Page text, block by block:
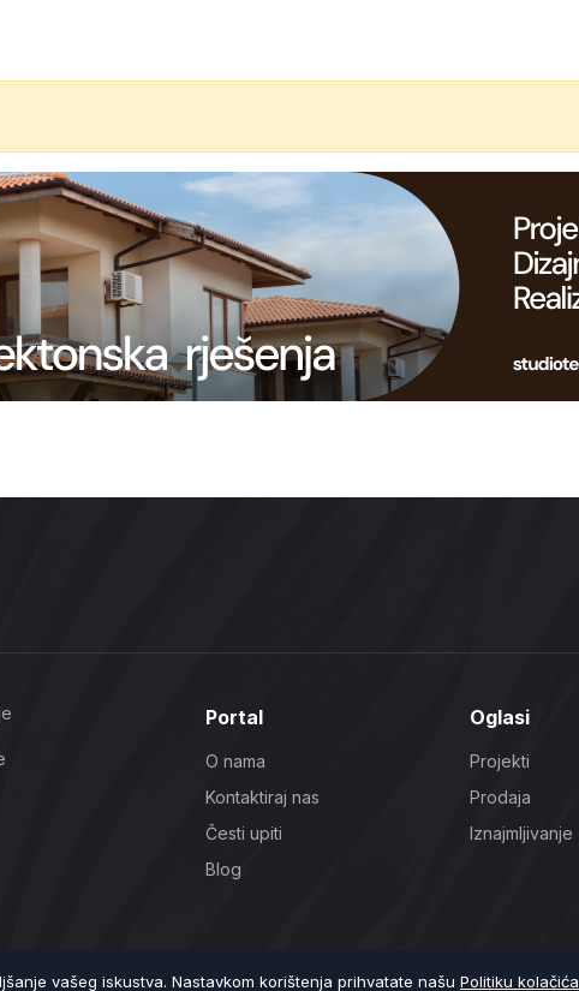
Portal
O nama
Kontaktiraj nas
Česti upiti
Blog
Oglasi
Projekti
Prodaja
Iznajmljivanje
vašeg iskustva. Nastavkom korištenja prihvatate našu Politiku kolačića